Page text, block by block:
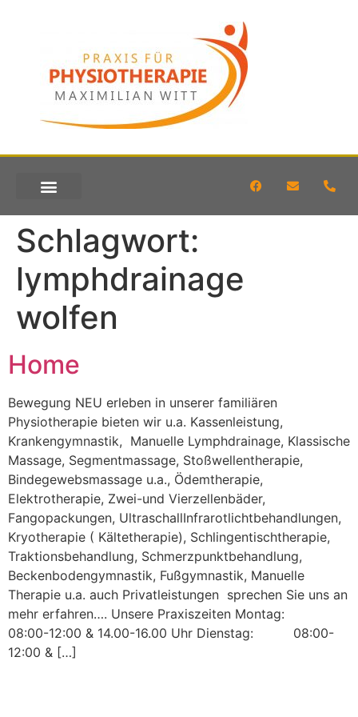
Schlagwort:
lymphdrainage
wolfen
Home
Bewegung NEU erleben in unserer familiären
Physiotherapie bieten wir u.a. Kassenleistung,
Krankengymnastik, Manuelle Lymphdrainage, Klassische
Massage, Segmentmassage, Stoßwellentherapie,
Bindegewebsmassage u.a., Ödemtherapie,
Elektrotherapie, Zwei-und Vierzellenbäder,
Fangopackungen, UltraschallInfrarotlichtbehandlungen,
Kryotherapie ( Kältetherapie), Schlingentischtherapie,
Traktionsbehandlung, Schmerzpunktbehandlung,
Beckenbodengymnastik, Fußgymnastik, Manuelle
Therapie u.a. auch Privatleistungen sprechen Sie uns an
mehr erfahren…. Unsere Praxiszeiten Montag:
08:00-12:00 & 14.00-16.00 Uhr Dienstag: 08:00-
12:00 & […]